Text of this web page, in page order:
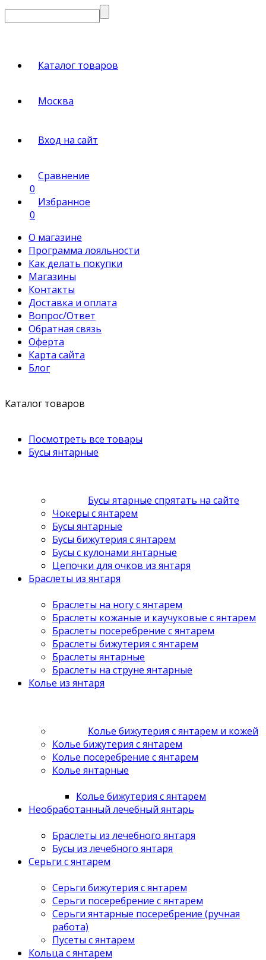
Каталог товаров
Москва
Вход на сайт
Сравнение
0
Избранное
0
О магазине
Программа лояльности
Как делать покупки
Магазины
Контакты
Доставка и оплата
Вопрос/Ответ
Обратная связь
Оферта
Карта сайта
Блог
Каталог товаров
Посмотреть все товары
Бусы янтарные
Бусы ятарные спрятать на сайте
Чокеры с янтарем
Бусы янтарные
Бусы бижутерия с янтарем
Бусы с кулонами янтарные
Цепочки для очков из янтаря
Браслеты из янтаря
Браслеты на ногу с янтарем
Браслеты кожаные и каучуковые с янтарем
Браслеты посеребрение с янтарем
Браслеты бижутерия с янтарем
Браслеты янтарные
Браслеты на струне янтарные
Колье из янтаря
Колье бижутерия с янтарем и кожей
Колье бижутерия с янтарем
Колье посеребрение с янтарем
Колье янтарные
Колье бижутерия с янтарем
Необработанный лечебный янтарь
Браслеты из лечебного янтаря
Бусы из лечебного янтаря
Серьги с янтарем
Серьги бижутерия с янтарем
Серьги посеребрение с янтарем
Серьги янтарные посеребрение (ручная
работа)
Пусеты с янтарем
Кольца с янтарем